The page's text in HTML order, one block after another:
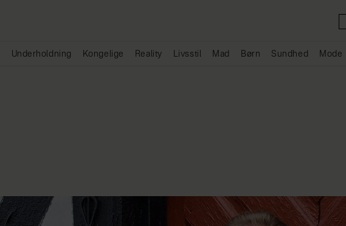
Underholdning Kongelige Reality Livsstil Mad Børn Sundhed Mode